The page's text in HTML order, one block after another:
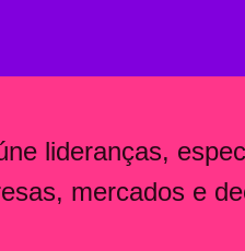
lideranças,
mercados e